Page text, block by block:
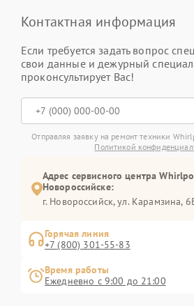
Контактная информация
Если требуется задать вопрос
свои данные и дежурный
проконсультирует Вас!
Отправляя заявку на ремонт техники
Политикой
Адрес сервисного центра
Новороссийске:
г. Новороссийск, ул. Карамзина,
Горячая линия
+7 (800) 301-55-83
Время работы
Ежедневно с 9:00 до 21:00